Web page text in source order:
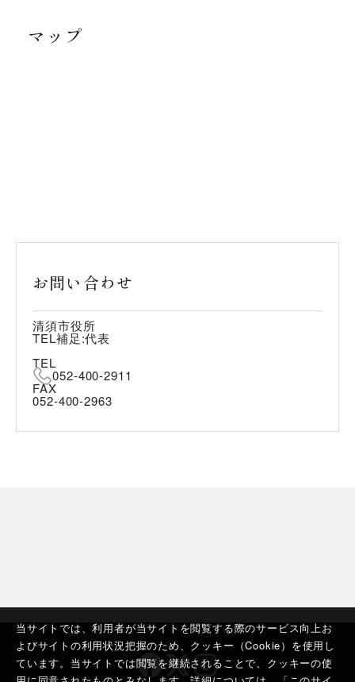
当サイトでは、利用者が当サイトを閲覧する際のサービス向上お
よびサイトの利用状況把握のため、クッキー（Cookie）を使用し
ています。当サイトでは閲覧を継続されることで、クッキーの使
マップ
お問い合わせ
清須市役所
TEL補足:代表
TEL
052-400-2911
FAX
052-400-2963